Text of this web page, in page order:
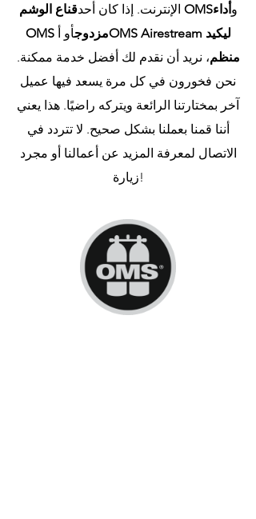
الإنترنت. إذا كان أحد قناع الوشم OMS وأداء
OMS مزدوجأو أ
OMS Airestream ليكيد
منظم، نريد أن نقدم لك أفضل خدمة ممكنة.
نحن فخورون في كل مرة يسعد فيها عميل
آخر بمختارتنا الرائعة ويتركه راضيًا. هذا يعني
أننا قمنا بعملنا بشكل صحيح. لا تتردد في
الاتصال لمعرفة المزيد عن أعمالنا أو مجرد
زيارة!